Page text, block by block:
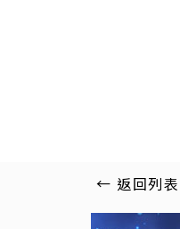
← 返回列表